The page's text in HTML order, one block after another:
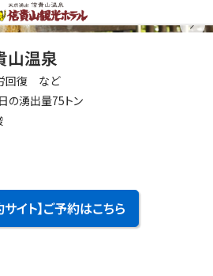
山温泉
回復 など
の湧出量75トン
イト】ご予約はこちら